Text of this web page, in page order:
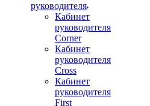
руководителя
Кабинет
руководителя
Corner
Кабинет
руководителя
Cross
Кабинет
руководителя
First